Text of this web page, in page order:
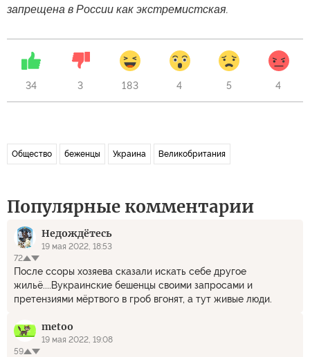
запрещена в России как экстремистская.
34 3 183 4 5 4
Общество беженцы Украина Великобритания
Популярные комментарии
Недождётесь
19 мая 2022, 18:53
72
После ссоры хозяева сказали искать себе другое
жильё....Вукраинские бешенцы своими запросами и
претензиями мёртвого в гроб вгонят, а тут живые люди.
metoo
19 мая 2022, 19:08
59